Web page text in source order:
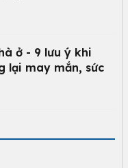
ở - 9 lưu ý khi
lại may mắn, sức